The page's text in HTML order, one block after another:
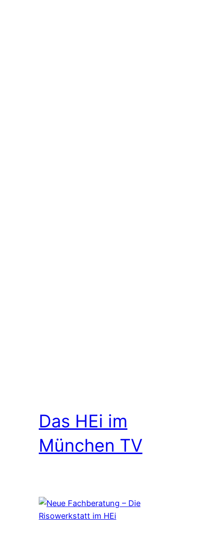
Das HEi im
München TV